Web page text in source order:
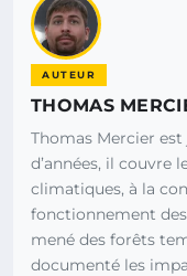
AUTEUR
THOMAS
Thomas Mercier
d’années, il couvre
climatiques, à la
fonctionnement des
mené des forêts
documenté les